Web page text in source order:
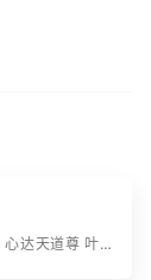
字辈：荣宗志学希 心达天道尊 叶红于万年 百仲及子孙